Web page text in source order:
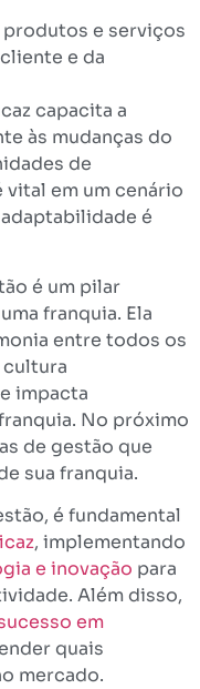
e serviços
e da
capacita a
às mudanças do
de
em um cenário
é
é um pilar
franquia. Ela
entre todos os
cultura
impacta
No próximo
de gestão que
sua franquia.
é fundamental
, implementando
e inovação para
Além disso,
em
quais
mercado.